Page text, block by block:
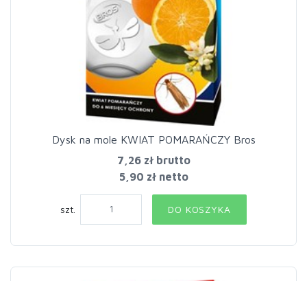
Dysk na mole KWIAT POMARAŃCZY Bros
7,26 złbrutto
5,90 zł netto
szt. DO KOSZYKA